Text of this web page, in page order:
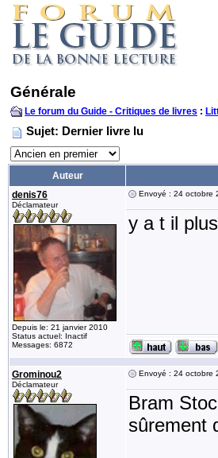
Générale
Le forum du Guide - Critiques de livres :
Sujet: Dernier livre lu
Auteur
denis76
Déclamateur
Depuis le: 21 janvier 2010
Status actuel: Inactif
Messages: 6872
Envoyé : 24 octobre
y a t il
Grominou2
Déclamateur
Envoyé : 24 octobre
Bram
sûrement